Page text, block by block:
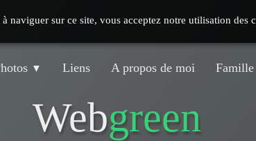
naviguer sur ce site, vous acceptez notre utilisation des
▼ Liens A propos de moi Famille
Webgreen